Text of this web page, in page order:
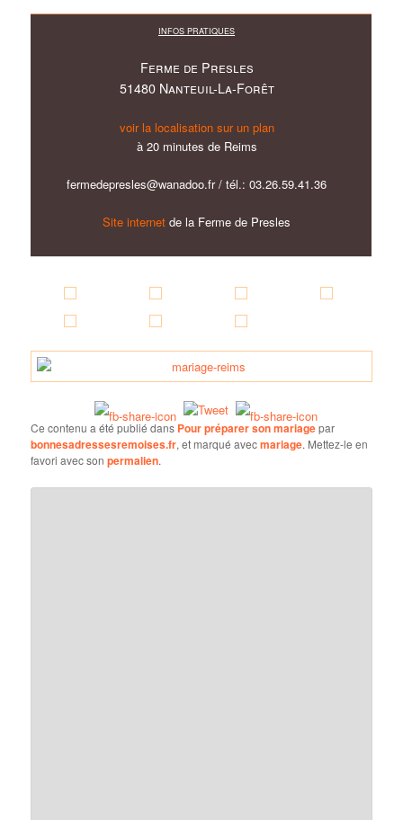
INFOS PRATIQUES
Ferme de Presles
51480 Nanteuil-La-Forêt
voir la localisation sur un plan
à 20 minutes de Reims
fermedepresles@wanadoo.fr / tél.: 03.26.59.41.36
Site internet de la Ferme de Presles
Ce contenu a été publié dans Pour préparer son mariagepar
bonnesadressesremoises.fr, et marqué avecmariage. Mettez-le en
favori avec sonpermalien.